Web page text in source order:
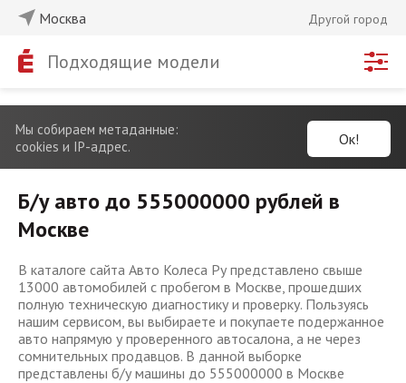
Москва Другой город
Подходящие модели
Мы собираем метаданные:
cookies и IP-адрес.
Ок!
Б/у авто до 555000000 рублей в
Москве
В каталоге сайта Авто Колеса Ру представлено свыше
13000 автомобилей с пробегом в Москве, прошедших
полную техническую диагностику и проверку. Пользуясь
нашим сервисом, вы выбираете и покупаете подержанное
авто напрямую у проверенного автосалона, а не через
сомнительных продавцов. В данной выборке
представлены б/у машины до 555000000 в Москве